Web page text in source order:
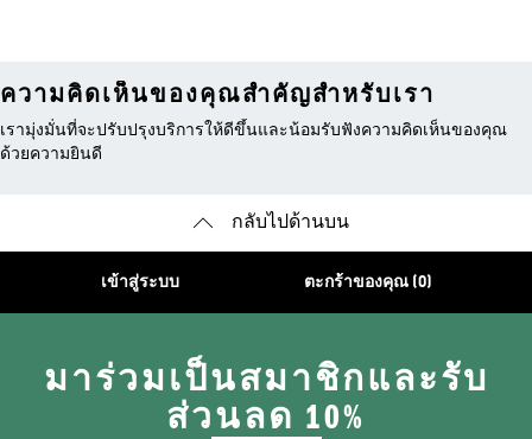
ความคิดเห็นของคุณสำคัญสำหรับเรา
เรามุ่งมั่นที่จะปรับปรุงบริการให้ดีขึ้นและน้อมรับฟังความคิดเห็นของคุณ
ด้วยความยินดี
กลับไปด้านบน
เข้าสู่ระบบ ตะกร้าของคุณ (0)
มาร่วมเป็นสมาชิกและรับ
ส่วนลด 10%